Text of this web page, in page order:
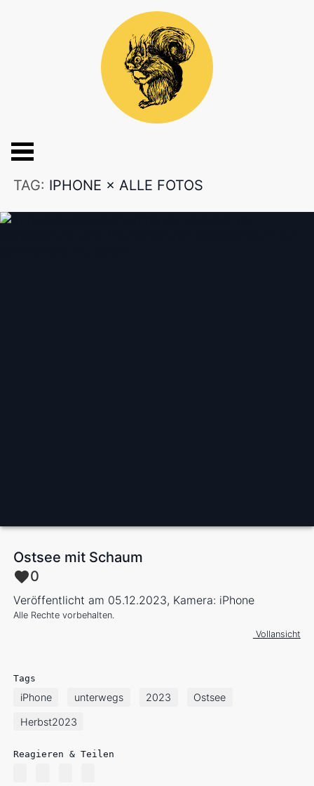
TAG: IPHONE × ALLE FOTOS
Ostsee mit Schaum
0
Veröffentlicht am 05.12.2023, Kamera: iPhone
Alle Rechte vorbehalten.
Vollansicht
Tags
iPhone unterwegs 2023 Ostsee
Herbst2023
Reagieren & Teilen